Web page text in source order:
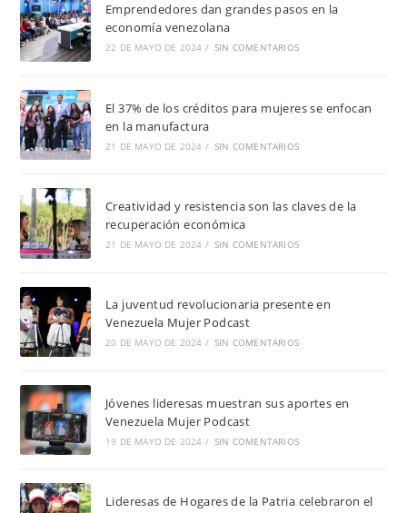
Emprendedores dan grandes pasos en la
economía venezolana
22 DE MAYO DE 2024 / SIN COMENTARIOS
El 37% de los créditos para mujeres se enfocan
en la manufactura
21 DE MAYO DE 2024 / SIN COMENTARIOS
Creatividad y resistencia son las claves de la
recuperación económica
21 DE MAYO DE 2024 / SIN COMENTARIOS
La juventud revolucionaria presente en
Venezuela Mujer Podcast
20 DE MAYO DE 2024 / SIN COMENTARIOS
Jóvenes lideresas muestran sus aportes en
Venezuela Mujer Podcast
19 DE MAYO DE 2024 / SIN COMENTARIOS
Lideresas de Hogares de la Patria celebraron el